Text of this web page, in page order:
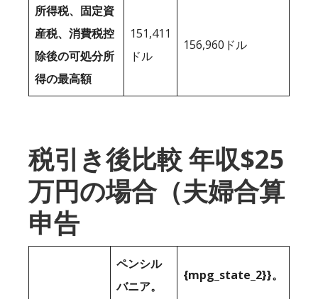
所得税、固定資
産税、消費税控
除後の可処分所
得の最高額
151,411
ドル
156,960ドル
税引き後比較 年収$25
万円の場合（夫婦合算
申告
ペンシル
バニア。
{mpg_state_2}}。